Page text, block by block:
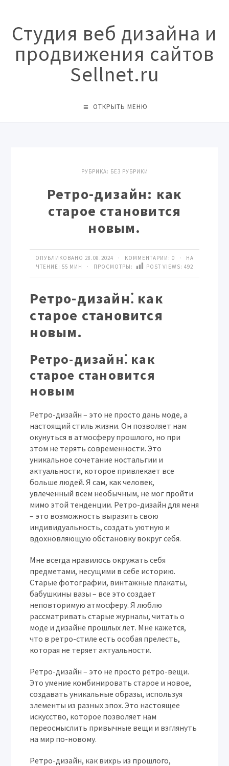
Студия веб дизайна и
продвижения сайтов
Sellnet.ru
ОТКРЫТЬ МЕНЮ
РУБРИКА: БЕЗ РУБРИКИ
Ретро-дизайн: как
старое становится
новым.
ОПУБЛИКОВАНО 28.08.2024 · КОММЕНТАРИИ: 0 · НА
ЧТЕНИЕ: 55 МИН · ПРОСМОТРЫ:
POST VIEWS: 492
Ретро-дизайн⁚ как
старое становится
новым.
Ретро-дизайн⁚ как
старое становится
новым
Ретро-дизайн – это не просто дань моде, а
настоящий стиль жизни. Он позволяет нам
окунуться в атмосферу прошлого, но при
этом не терять современности. Это
уникальное сочетание ностальгии и
актуальности, которое привлекает все
больше людей. Я сам, как человек,
увлеченный всем необычным, не мог пройти
мимо этой тенденции. Ретро-дизайн для меня
– это возможность выразить свою
индивидуальность, создать уютную и
вдохновляющую обстановку вокруг себя.
Мне всегда нравилось окружать себя
предметами, несущими в себе историю.
Старые фотографии, винтажные плакаты,
бабушкины вазы – все это создает
неповторимую атмосферу. Я люблю
рассматривать старые журналы, читать о
моде и дизайне прошлых лет. Мне кажется,
что в ретро-стиле есть особая прелесть,
которая не теряет актуальности.
Ретро-дизайн – это не просто ретро-вещи.
Это умение комбинировать старое и новое,
создавать уникальные образы, используя
элементы из разных эпох. Это настоящее
искусство, которое позволяет нам
переосмыслить привычные вещи и взглянуть
на мир по-новому.
Ретро-дизайн, как вихрь из прошлого,